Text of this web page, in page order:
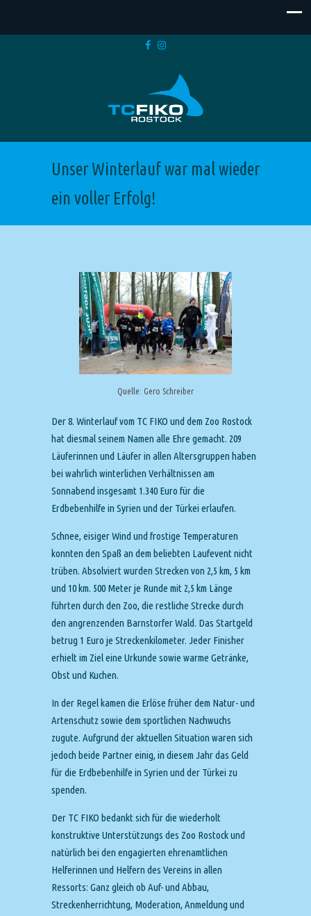
Unser Winterlauf war mal wieder
ein voller Erfolg!
Quelle: Gero Schreiber
Der 8. Winterlauf vom TC FIKO und dem Zoo Rostock
hat diesmal seinem Namen alle Ehre gemacht. 209
Läuferinnen und Läufer in allen Altersgruppen haben
bei wahrlich winterlichen Verhältnissen am
Sonnabend insgesamt 1.340 Euro für die
Erdbebenhilfe in Syrien und der Türkei erlaufen.
Schnee, eisiger Wind und frostige Temperaturen
konnten den Spaß an dem beliebten Laufevent nicht
trüben. Absolviert wurden Strecken von 2,5 km, 5 km
und 10 km. 500 Meter je Runde mit 2,5 km Länge
führten durch den Zoo, die restliche Strecke durch
den angrenzenden Barnstorfer Wald. Das Startgeld
betrug 1 Euro je Streckenkilometer. Jeder Finisher
erhielt im Ziel eine Urkunde sowie warme Getränke,
Obst und Kuchen.
In der Regel kamen die Erlöse früher dem Natur- und
Artenschutz sowie dem sportlichen Nachwuchs
zugute. Aufgrund der aktuellen Situation waren sich
jedoch beide Partner einig, in diesem Jahr das Geld
für die Erdbebenhilfe in Syrien und der Türkei zu
spenden.
Der TC FIKO bedankt sich für die wiederholt
konstruktive Unterstützungs des Zoo Rostock und
natürlich bei den engagierten ehrenamtlichen
Helferinnen und Helfern des Vereins in allen
Ressorts: Ganz gleich ob Auf- und Abbau,
Streckenherrichtung, Moderation, Anmeldung und